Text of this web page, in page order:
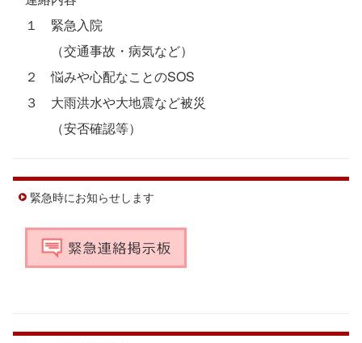
１ 緊急入院
（交通事故・病気など）
２ 悩みや心配なことのSOS
３ 大雨洪水や大地震など被災
（安否確認等）
緊急時にお知らせします